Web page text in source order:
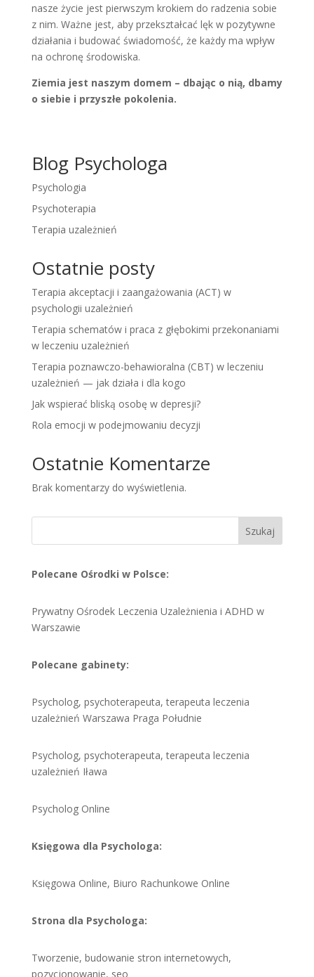
nasze życie jest pierwszym krokiem do radzenia sobie
z nim. Ważne jest, aby przekształcać lęk w pozytywne
działania i budować świadomość, że każdy ma wpływ
na ochronę środowiska.
Ziemia jest naszym domem – dbając o nią, dbamy
o siebie i przyszłe pokolenia.
Blog Psychologa
Psychologia
Psychoterapia
Terapia uzależnień
Ostatnie posty
Terapia akceptacji i zaangażowania (ACT) w
psychologii uzależnień
Terapia schematów i praca z głębokimi przekonaniami
w leczeniu uzależnień
Terapia poznawczo-behawioralna (CBT) w leczeniu
uzależnień — jak działa i dla kogo
Jak wspierać bliską osobę w depresji?
Rola emocji w podejmowaniu decyzji
Ostatnie Komentarze
Brak komentarzy do wyświetlenia.
Szukaj
Polecane Ośrodki w Polsce:
Prywatny Ośrodek Leczenia Uzależnienia i ADHD w
Warszawie
Polecane gabinety:
Psycholog, psychoterapeuta, terapeuta leczenia
uzależnień Warszawa Praga Południe
Psycholog, psychoterapeuta, terapeuta leczenia
uzależnień Iława
Psycholog Online
Księgowa dla Psychologa:
Księgowa Online, Biuro Rachunkowe Online
Strona dla Psychologa:
Tworzenie, budowanie stron internetowych,
pozycjonowanie, seo